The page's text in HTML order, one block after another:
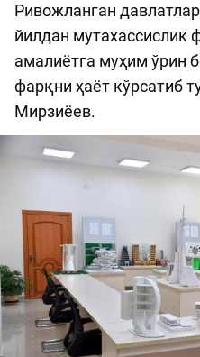
Ривожланган
йилдан мутахассислик
амалиётга муҳим ўрин
фарқни ҳаёт кўрсатиб
Мирзиёев.